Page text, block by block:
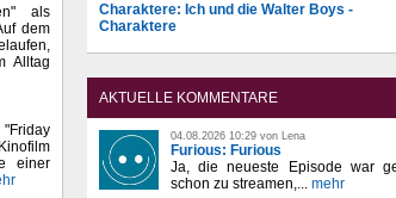
als
dem
Alltag
einer
Charaktere: Ich und die Walter Boys -
Charaktere
AKTUELLE KOMMENTARE
04.08.2026 10:29 von Lena
Furious: Furious
Ja, die neueste Episode war
schon zu streamen,... mehr